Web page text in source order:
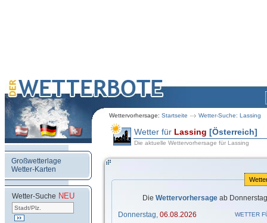
Wettervorhersage: Startseite Wetter-Suche: Lassing
Großwetterlage
Wetter-Karten
Wetter-Suche NEU
Wetter für Lassing [Österreich]
Die aktuelle Wettervorhersage für Lassing
Die Wettervorhersage ab
Donnerstag, 06.08.2026
WETTER